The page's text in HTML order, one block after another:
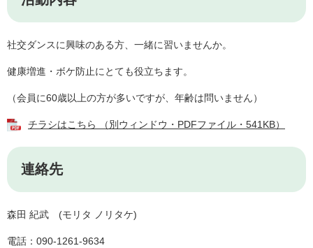
社交ダンスに興味のある方、一緒に習いませんか。
健康増進・ボケ防止にとても役立ちます。
（会員に60歳以上の方が多いですが、年齢は問いません）
チラシはこちら （別ウィンドウ・PDFファイル・541KB）
連絡先
森田 紀武 (モリタ ノリタケ)
電話：090-1261-9634